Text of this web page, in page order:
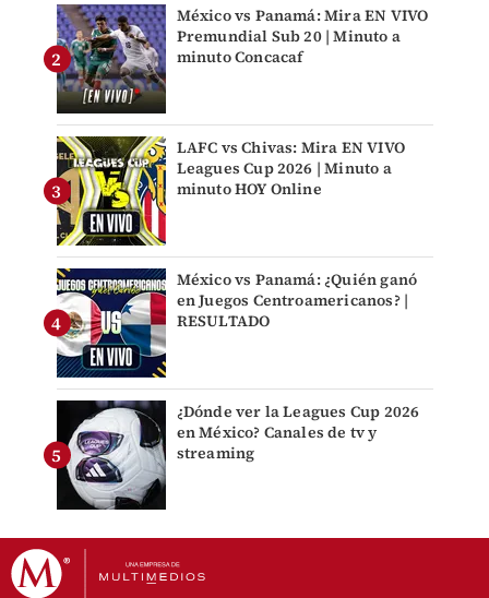
México vs Panamá: Mira EN VIVO
Premundial Sub 20 | Minuto a
minuto Concacaf
LAFC vs Chivas: Mira EN VIVO
Leagues Cup 2026 | Minuto a
minuto HOY Online
México vs Panamá: ¿Quién ganó
en Juegos Centroamericanos? |
RESULTADO
¿Dónde ver la Leagues Cup 2026
en México? Canales de tv y
streaming